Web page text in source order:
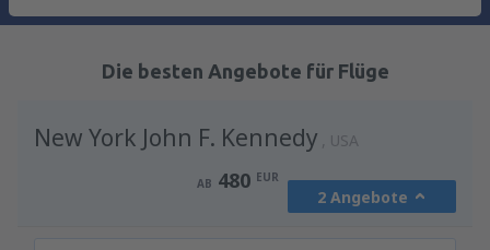
Die besten Angebote für Flüge
New York John F. Kennedy USA
AB 480 EUR
2 Angebote